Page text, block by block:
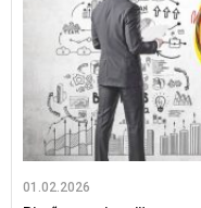
01.02.2026